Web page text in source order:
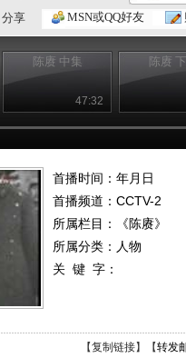
分享
MSN或QQ好友
陈赓 中集
47:32
陈赓
首播时间：年月日
首播频道： CCTV-2
所属栏目：
《陈赓》
所属分类：人物
关 键 字：
【复制链接】【转发